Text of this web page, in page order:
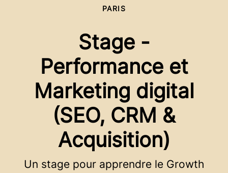
PARIS
Stage -
Performance et
Marketing digital
(SEO, CRM &
Acquisition)
Un stage pour apprendre le Growth